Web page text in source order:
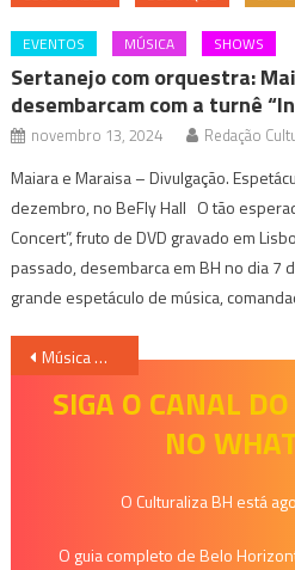
EVENTOS MÚSICA SHOWS
Sertanejo com orquestra:
desembarcam com a turnê
novembro 13, 2024 Redação
Maiara e Maraisa – Divulgação.
dezembro, no BeFly Hall O tão
Concert”, fruto de DVD gravado em
passado, desembarca em BH no dia 7
grande espetáculo de música,
Navegação
Música Mundo 2017 (MM17)
SIGA O CANAL
NO
O Culturaliza BH está
O guia completo de Belo